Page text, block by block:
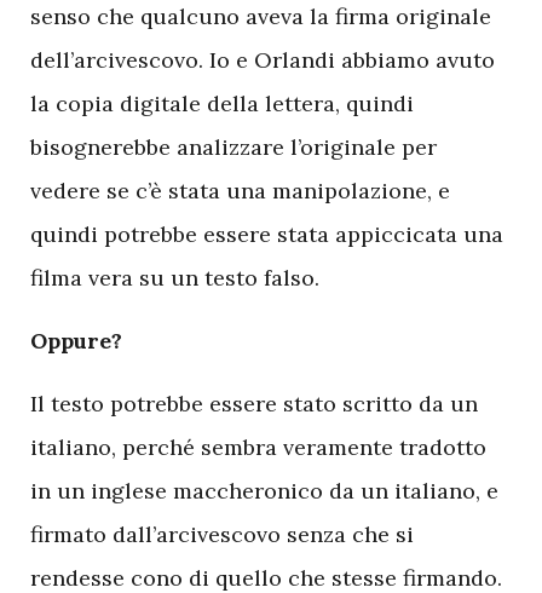
senso che qualcuno aveva la firma originale
dell’arcivescovo. Io e Orlandi abbiamo avuto
la copia digitale della lettera, quindi
bisognerebbe analizzare l’originale per
vedere se c’è stata una manipolazione, e
quindi potrebbe essere stata appiccicata una
filma vera su un testo falso.
Oppure?
Il testo potrebbe essere stato scritto da un
italiano, perché sembra veramente tradotto
in un inglese maccheronico da un italiano, e
firmato dall’arcivescovo senza che si
rendesse cono di quello che stesse firmando.